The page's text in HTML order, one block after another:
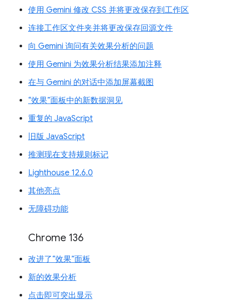
使用 Gemini 修改 CSS 并将更改保存到工作区
连接工作区文件夹并将更改保存回源文件
向 Gemini 询问有关效果分析的问题
使用 Gemini 为效果分析结果添加注释
在与 Gemini 的对话中添加屏幕截图
“效果”面板中的新数据洞见
重复的 JavaScript
旧版 JavaScript
推测现在支持规则标记
Lighthouse 12.6.0
其他亮点
无障碍功能
Chrome 136
改进了“效果”面板
新的效果分析
点击即可突出显示